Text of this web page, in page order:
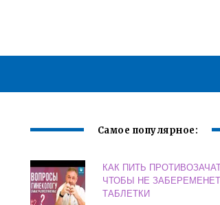
Самое популярное:
КАК ПИТЬ
ЧТОБЫ НЕ
ТАБЛЕТКИ